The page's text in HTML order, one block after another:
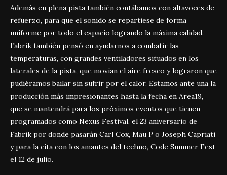
Además en plena pista también contábamos con altavoces de
refuerzo, para que el sonido se repartiese de forma
uniforme por todo el espacio logrando la máxima calidad.
Fabrik también pensó en ayudarnos a combatir las
temperaturas, con grandes ventiladores situados en los
laterales de la pista, que movían el aire fresco y lograron que
pudiéramos bailar sin sufrir por el calor. Estamos ante una la
producción más impresionantes hasta la fecha en Area19,
que se mantendrá para los próximos eventos que tienen
programados como Nexus Festival, el 23 aniversario de
Fabrik por donde pasarán Carl Cox, Mau P o Joseph Capriati
y para la cita con los amantes del techno, Code Summer Fest
el 12 de julio.